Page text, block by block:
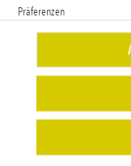
Präferenzen
Stille Limo mit